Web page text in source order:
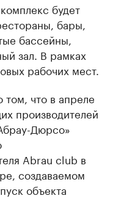
будет
бары,
бассейны,
зал. В рамках
рабочих мест.
том, что в апреле
производителей
Дюрсо»
Abrau club в
создаваемом
объекта